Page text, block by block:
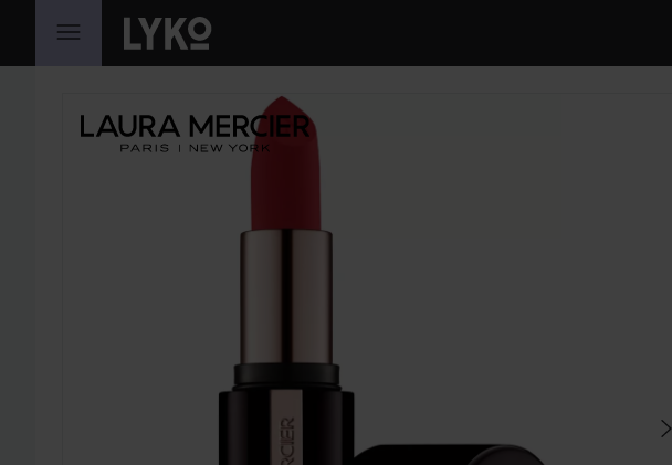
HOPPA TILL INNEHÅLLET
HOPPA ÖVER SEKTIONEN